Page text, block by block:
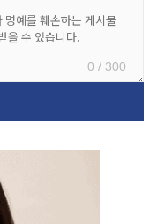
0 / 300